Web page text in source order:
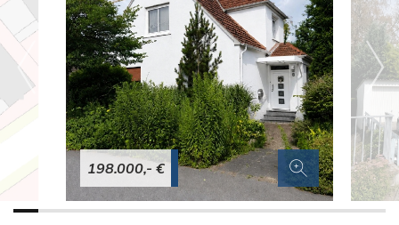
198.000,- €